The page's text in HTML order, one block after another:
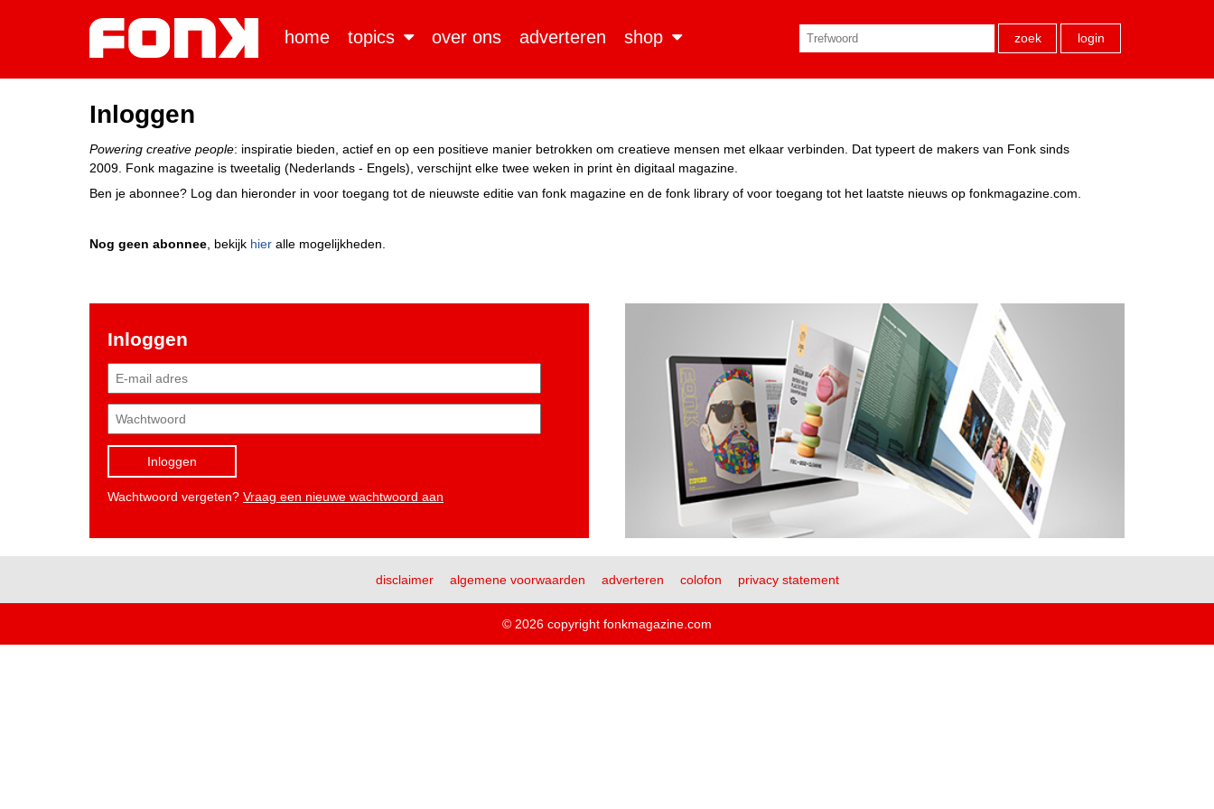
home topics over ons adverteren shop zoek login
Inloggen
Powering creative people: inspiratie bieden, actief en op een positieve manier betrokken om creatieve mensen met elkaar verbinden. Dat typeert de makers van Fonk sinds
2009. Fonk magazine is tweetalig (Nederlands - Engels), verschijnt elke twee weken in print èn digitaal magazine.
Ben je abonnee? Log dan hieronder in voor toegang tot de nieuwste editie van fonk magazine en de fonk library of voor toegang tot het laatste nieuws op fonkmagazine.com.
Nog geen abonnee , bekijk hier alle mogelijkheden.
Inloggen
Inloggen
Wachtwoord vergeten? Vraag een nieuwe wachtwoord aan
disclaimer algemene voorwaarden adverteren colofon privacy statement
© 2026 copyright fonkmagazine.com